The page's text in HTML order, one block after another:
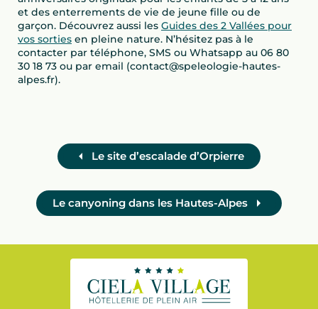
et des enterrements de vie de jeune fille ou de
garçon. Découvrez aussi les Guides des 2 Vallées pour
vos sorties en pleine nature. N’hésitez pas à le
contacter par téléphone, SMS ou Whatsapp au 06 80
30 18 73 ou par email (contact@speleologie-hautes-
alpes.fr).
Le site d’escalade d’Orpierre
Le canyoning dans les Hautes-Alpes